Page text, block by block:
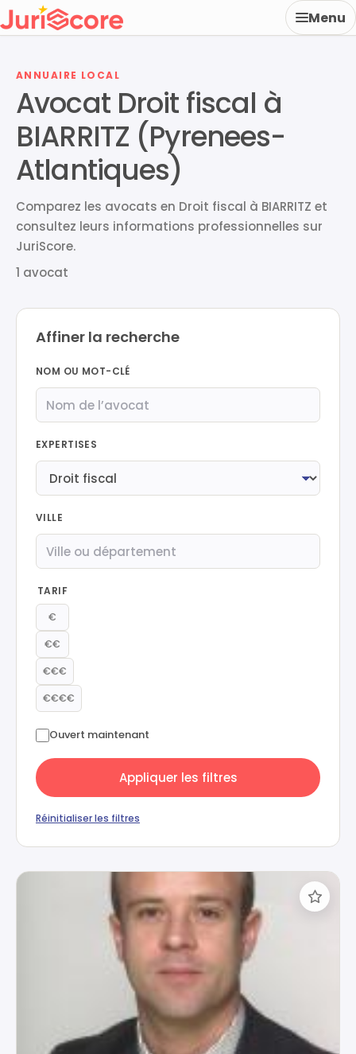
Menu
ANNUAIRE LOCAL
Avocat Droit fiscal à
BIARRITZ (Pyrenees-
Atlantiques)
Comparez les avocats en Droit fiscal à BIARRITZ et
consultez leurs informations professionnelles sur
JuriScore.
1 avocat
Affiner la recherche
NOM OU MOT-CLÉ
EXPERTISES
VILLE
TARIF
€
€€
€€€
€€€€
Ouvert maintenant
Appliquer les filtres
Réinitialiser les filtres